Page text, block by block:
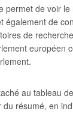
de voir
de
de
au tableau
résumé, en